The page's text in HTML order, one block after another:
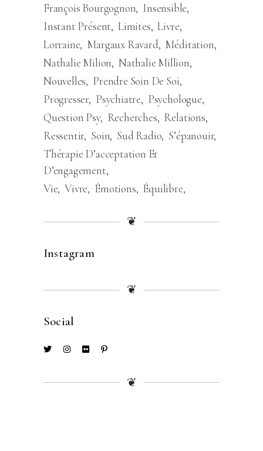
François Bourgognon Insensible
Instant Présent Limites Livre
Lorraine Margaux Ravard Méditation
Nathalie Milion Nathalie Million
Nouvelles
Prendre Soin De Soi
Progresser Psychiatre
Psychologue
Question Psy Recherches Relations
Ressentir Soin Sud Radio S’épanouir
Thérapie D’acceptation Et
D’engagement
Vie Vivre Émotions Équilibre
❦
Instagram
❦
Social
❦